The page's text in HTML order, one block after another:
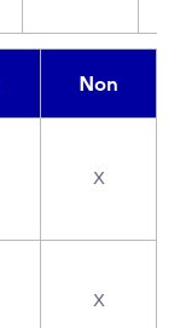
Non
X
X